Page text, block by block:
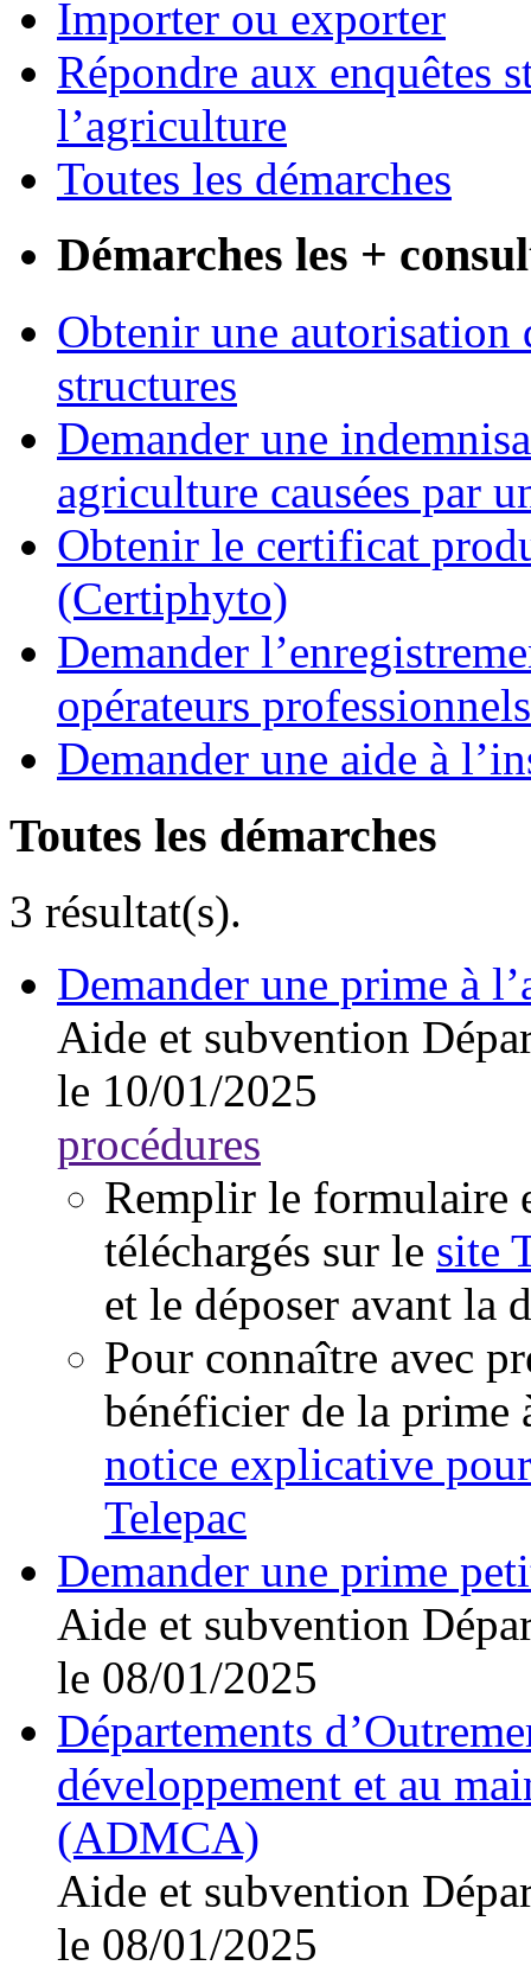
Importer ou exporter
Répondre aux enquêtes
l’agriculture
Toutes les démarches
Démarches les +
Obtenir une autorisation
structures
Demander une
agriculture causées par
Obtenir le certificat
(Certiphyto)
Demander
opérateurs professionnels
Demander une aide à
Toutes les démarches
3 résultat(s).
Demander une prime à
Aide et subvention
le 10/01/2025
procédures
Remplir le formulaire
téléchargés sur le site
et le déposer avant la
Pour connaître avec
bénéficier de la prime
notice explicative
Telepac
Demander une prime
Aide et subvention
le 08/01/2025
Départements
développement et au
(ADMCA)
Aide et subvention
le 08/01/2025